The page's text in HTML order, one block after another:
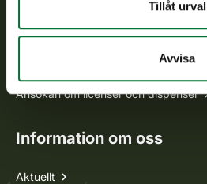
Tillåt urval
Avvisa
Ansökan om licenser och dispenser
Information om oss
Aktuellt